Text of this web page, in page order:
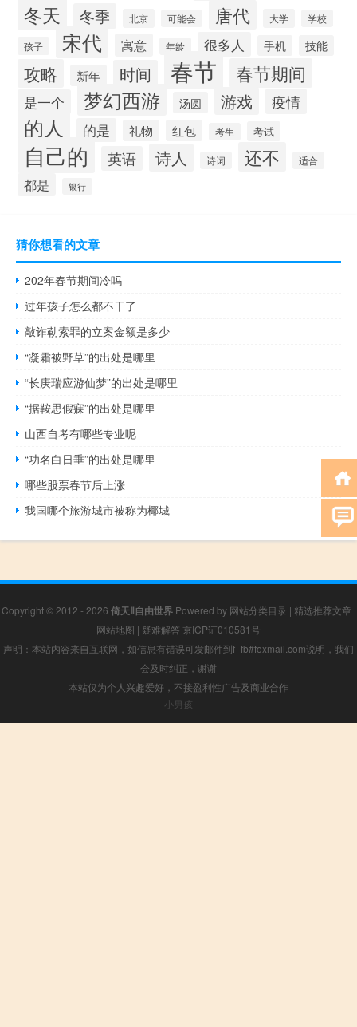
冬天 冬季 北京 可能会 唐代 大学 学校
孩子 宋代 寓意 年龄 很多人 手机 技能
攻略 新年 时间 春节 春节期间
是一个 梦幻西游 汤圆 游戏 疫情
的人 的是 礼物 红包 考生 考试
自己的 英语 诗人 诗词 还不 适合
都是 银行
猜你想看的文章
202年春节期间冷吗
过年孩子怎么都不干了
敲诈勒索罪的立案金额是多少
“凝霜被野草”的出处是哪里
“长庚瑞应游仙梦”的出处是哪里
“据鞍思假寐”的出处是哪里
山西自考有哪些专业呢
“功名白日垂”的出处是哪里
哪些股票春节后上涨
我国哪个旅游城市被称为椰城
Copyright © 2012 - 2026 倚天Ⅱ自由世界Powered by 网站分类目录 | 精选推荐文章 |
网站地图 | 疑难解答 京ICP证010581号
声明：本站内容来自互联网，如信息有错误可发邮件到f_fb#foxmail.com说明，我们
会及时纠正，谢谢
本站仅为个人兴趣爱好，不接盈利性广告及商业合作
小男孩